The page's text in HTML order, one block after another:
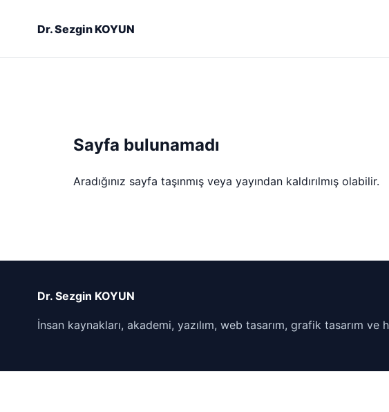
Dr. Sezgin KOYUN
Sayfa bulunamadı
Aradığınız sayfa taşınmış veya yayından kaldırılmış olabilir.
Dr. Sezgin KOYUN
İnsan kaynakları, akademi, yazılım, web tasarım, grafik tasarım